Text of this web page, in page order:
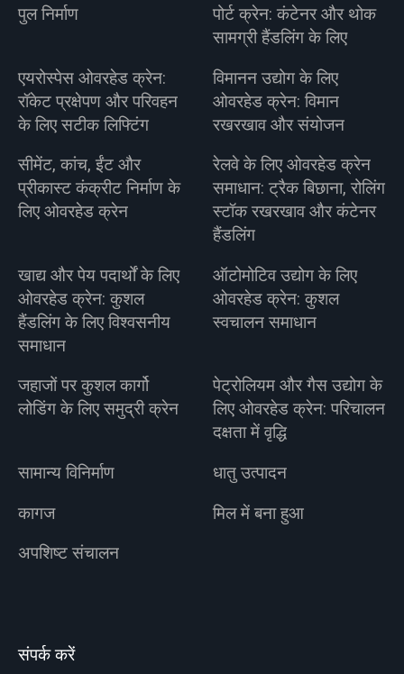
पुल निर्माण
पोर्ट क्रेन: कंटेनर और थोक
सामग्री हैंडलिंग के लिए
एयरोस्पेस ओवरहेड क्रेन:
रॉकेट प्रक्षेपण और परिवहन
के लिए सटीक लिफ्टिंग
विमानन उद्योग के लिए
ओवरहेड क्रेन: विमान
रखरखाव और संयोजन
सीमेंट, कांच, ईंट और
प्रीकास्ट कंक्रीट निर्माण के
लिए ओवरहेड क्रेन
रेलवे के लिए ओवरहेड क्रेन
समाधान: ट्रैक बिछाना, रोलिंग
स्टॉक रखरखाव और कंटेनर
हैंडलिंग
खाद्य और पेय पदार्थों के लिए
ओवरहेड क्रेन: कुशल
हैंडलिंग के लिए विश्वसनीय
समाधान
ऑटोमोटिव उद्योग के लिए
ओवरहेड क्रेन: कुशल
स्वचालन समाधान
जहाजों पर कुशल कार्गो
लोडिंग के लिए समुद्री क्रेन
पेट्रोलियम और गैस उद्योग के
लिए ओवरहेड क्रेन: परिचालन
दक्षता में वृद्धि
सामान्य विनिर्माण
धातु उत्पादन
कागज
मिल में बना हुआ
अपशिष्ट संचालन
संपर्क करें